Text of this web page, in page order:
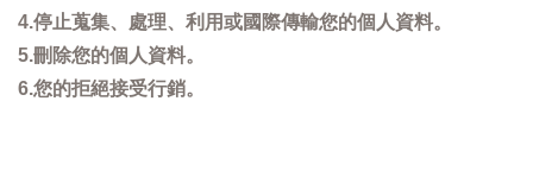
4.停止蒐集、處理、利用或國際傳輸您的個人資料。
5.刪除您的個人資料。
6.您的拒絕接受行銷。